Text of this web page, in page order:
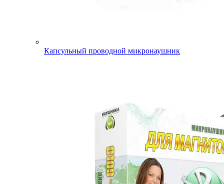
Капсульный проводной микронаушник